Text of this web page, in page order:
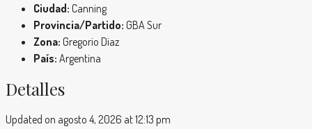
Ciudad: Canning
Provincia/Partido: GBA Sur
Zona: Gregorio Diaz
País: Argentina
Detalles
Updated on agosto 4, 2026 at 12:13 pm